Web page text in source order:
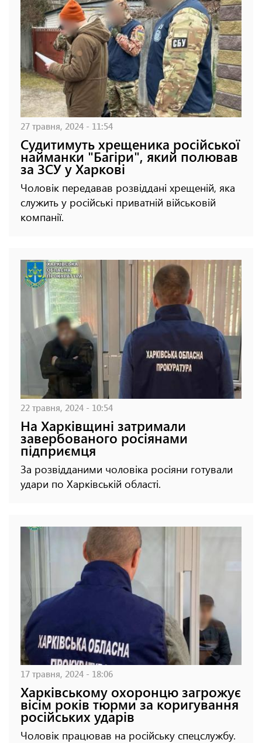
27 травня, 2024 - 11:54
Судитимуть хрещеника російської
найманки "Багіри", який полював
за ЗСУ у Харкові
Чоловік передавав розвіддані хрещеній, яка
служить у російські приватній військовій
компанії.
22 травня, 2024 - 10:54
На Харківщині затримали
завербованого росіянами
підприємця
За розвідданими чоловіка росіяни готували
удари по Харківській області.
17 травня, 2024 - 18:06
Харківському охоронцю загрожує
вісім років тюрми за коригування
російських ударів
Чоловік працював на російську спецслужбу.